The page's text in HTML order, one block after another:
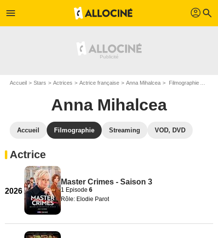
menu profil search
Accueil Stars Actrices Actrice française Anna Mihalcea Filmographie Anna Mihalcea
Anna Mihalcea
Accueil Filmographie Streaming VOD, DVD
Actrice
2026
Master Crimes - Saison 3
1 Episode 6
Rôle: Elodie Parot